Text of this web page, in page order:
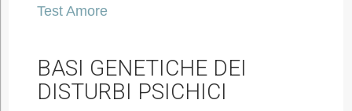
Test Amore
BASI GENETICHE DEI
DISTURBI PSICHICI